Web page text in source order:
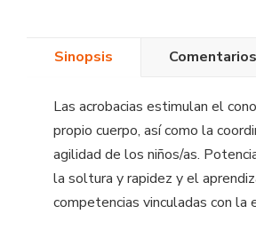
Sinopsis Comentarios
Las acrobacias estimulan el
propio cuerpo, así como la
agilidad de los niños/as.
la soltura y rapidez y el
competencias vinculadas con la